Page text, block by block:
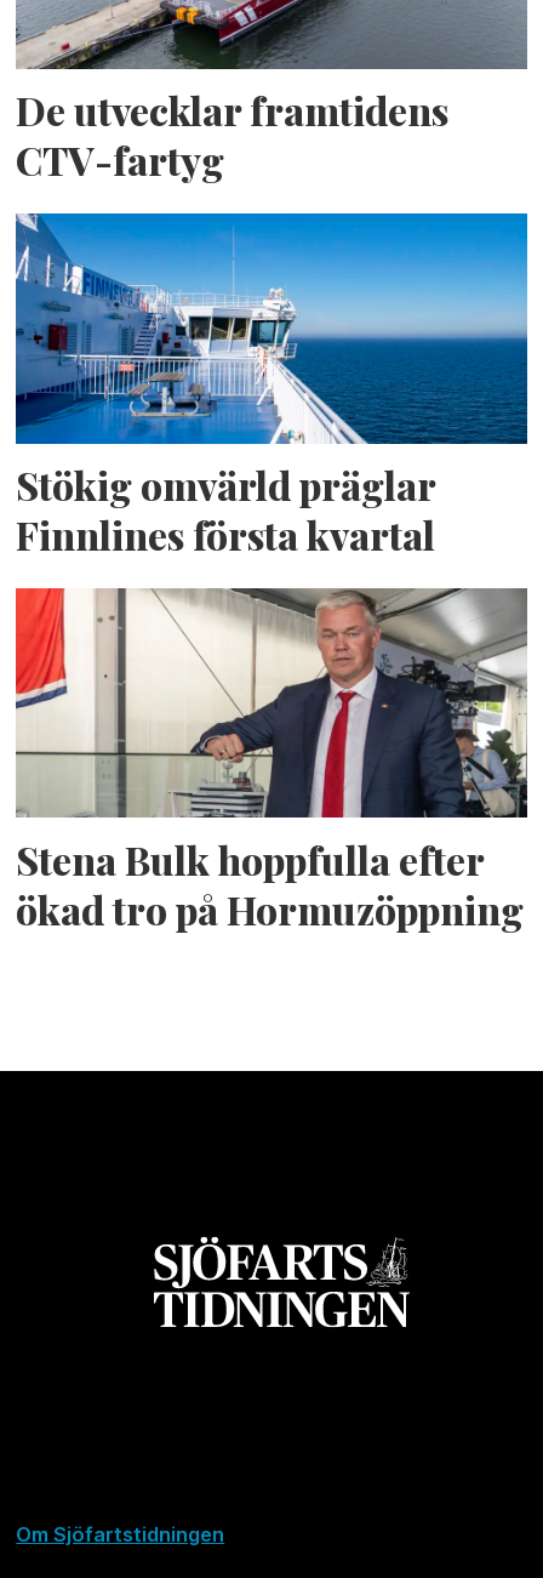
De utvecklar framtidens
CTV-fartyg
Stökig omvärld präglar
Finnlines första kvartal
Stena Bulk hoppfulla efter
ökad tro på Hormuzöppning
Om Sjöfartstidningen